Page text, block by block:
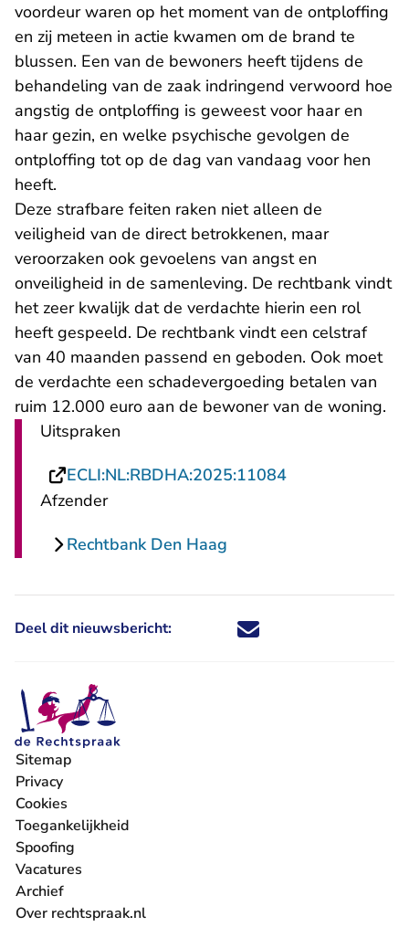
voordeur waren op het moment van de ontploffing
en zij meteen in actie kwamen om de brand te
blussen. Een van de bewoners heeft tijdens de
behandeling van de zaak indringend verwoord hoe
angstig de ontploffing is geweest voor haar en
haar gezin, en welke psychische gevolgen de
ontploffing tot op de dag van vandaag voor hen
heeft.
Deze strafbare feiten raken niet alleen de
veiligheid van de direct betrokkenen, maar
veroorzaken ook gevoelens van angst en
onveiligheid in de samenleving. De rechtbank vindt
het zeer kwalijk dat de verdachte hierin een rol
heeft gespeeld. De rechtbank vindt een celstraf
van 40 maanden passend en geboden. Ook moet
de verdachte een schadevergoeding betalen van
ruim 12.000 euro aan de bewoner van de woning.
Uitspraken
ECLI:NL:RBDHA:2025:11084- U verlaat
Afzender
Rechtbank Den Haag
Deel dit nieuwsbericht: Deel dit nieuwsbericht via X -
Deel dit nieuwsbericht via
Deel dit nieuwsbericht
Deel dit
Sitemap
Privacy
Cookies
Toegankelijkheid
Spoofing
Vacatures
- U verlaat Rechtspraak.nl
Archief
Over rechtspraak.nl